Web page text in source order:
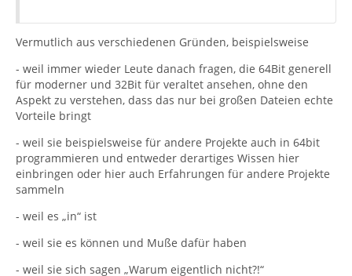
Vermutlich aus verschiedenen Gründen, beispielsweise
- weil immer wieder Leute danach fragen, die 64Bit generell
für moderner und 32Bit für veraltet ansehen, ohne den
Aspekt zu verstehen, dass das nur bei großen Dateien echte
Vorteile bringt
- weil sie beispielsweise für andere Projekte auch in 64bit
programmieren und entweder derartiges Wissen hier
einbringen oder hier auch Erfahrungen für andere Projekte
sammeln
- weil es „in“ ist
- weil sie es können und Muße dafür haben
- weil sie sich sagen „Warum eigentlich nicht?!“